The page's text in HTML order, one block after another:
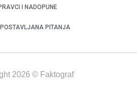
I NADOPUNE
PITANJA
2026 © Faktograf